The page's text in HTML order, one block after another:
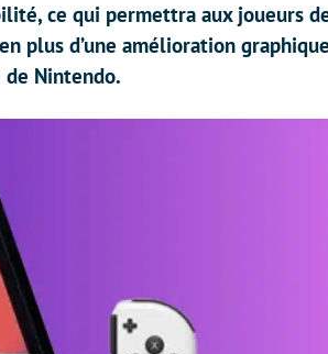
ce qui permettra aux joueurs
plus d’une amélioration graphique
Nintendo.